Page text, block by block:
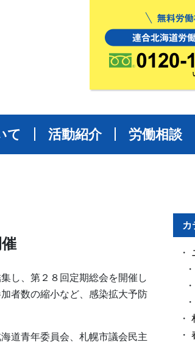
て 活動紹介 労働相談
し、第２８回定期総会を開催し
者数の縮小など、感染拡大予防
道青年委員会、札幌市議会民主
カ